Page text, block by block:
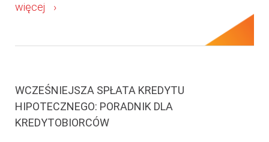
więcej
WCZEŚNIEJSZA SPŁATA KREDYTU
HIPOTECZNEGO: PORADNIK DLA
KREDYTOBIORCÓW